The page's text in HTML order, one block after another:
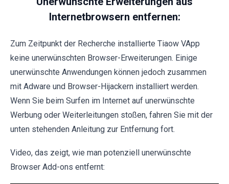
Internetbrowsern entfernen:
Zum Zeitpunkt der Recherche installierte Tiaow VApp
keine unerwünschten Browser-Erweiterungen. Einige
unerwünschte Anwendungen können jedoch zusammen
mit Adware und Browser-Hijackern installiert werden.
Wenn Sie beim Surfen im Internet auf unerwünschte
Werbung oder Weiterleitungen stoßen, fahren Sie mit der
unten stehenden Anleitung zur Entfernung fort.
Video, das zeigt, wie man potenziell unerwünschte
Browser Add-ons entfernt: